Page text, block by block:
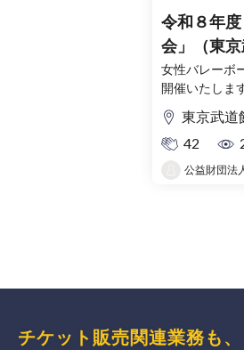
令和８年
会」（東京
女性バレーボ
開催いたしま
東京武
42
チケット販売関連業務も、